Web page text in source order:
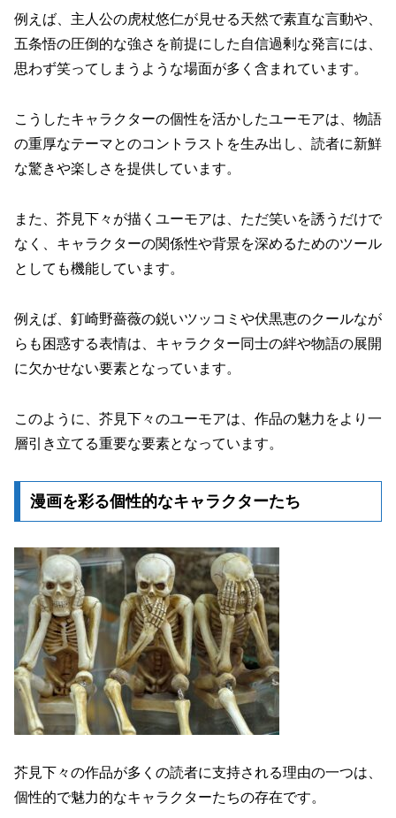
例えば、主人公の虎杖悠仁が見せる天然で素直な言動や、
五条悟の圧倒的な強さを前提にした自信過剰な発言には、
思わず笑ってしまうような場面が多く含まれています。
こうしたキャラクターの個性を活かしたユーモアは、物語
の重厚なテーマとのコントラストを生み出し、読者に新鮮
な驚きや楽しさを提供しています。
また、芥見下々が描くユーモアは、ただ笑いを誘うだけで
なく、キャラクターの関係性や背景を深めるためのツール
としても機能しています。
例えば、釘崎野薔薇の鋭いツッコミや伏黒恵のクールなが
らも困惑する表情は、キャラクター同士の絆や物語の展開
に欠かせない要素となっています。
このように、芥見下々のユーモアは、作品の魅力をより一
層引き立てる重要な要素となっています。
漫画を彩る個性的なキャラクターたち
芥見下々の作品が多くの読者に支持される理由の一つは、
個性的で魅力的なキャラクターたちの存在です。